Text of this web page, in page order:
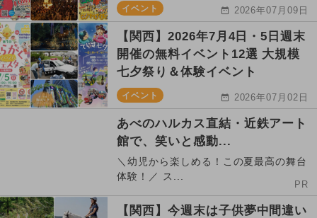
イベント 2026年07月09日
【関西】2026年7月4日・5日週末
開催の無料イベント12選 大規模
七夕祭り＆体験イベント
イベント 2026年07月02日
あべのハルカス直結・近鉄アート
館で、笑いと感動...
＼幼児から楽しめる！この夏最高の舞台
体験！／ ス...
PR
【関西】今週末は子供夢中間違い